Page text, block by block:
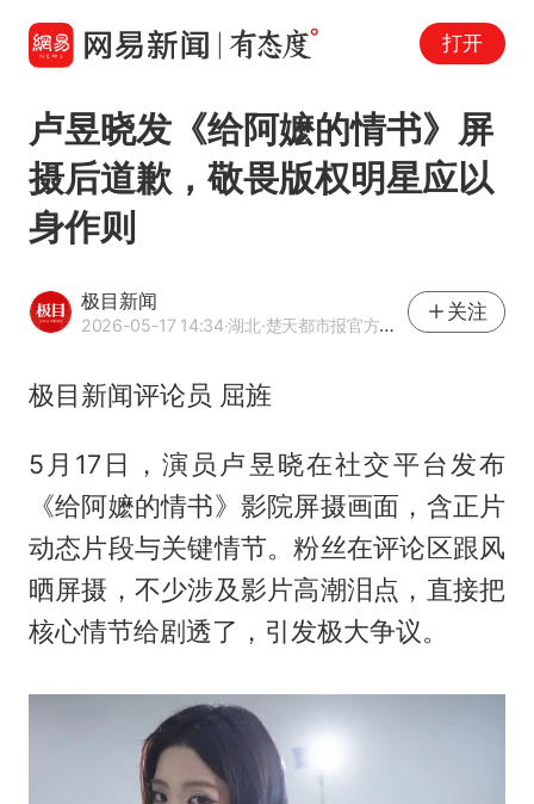
打开
卢昱晓发《给阿嬷的情书》屏
摄后道歉，敬畏版权明星应以
身作则
极目新闻
2026-05-17 14:34·湖北·楚天都市报官方网易号
关注
极目新闻评论员 屈旌
5月17日，演员卢昱晓在社交平台发布
《给阿嬷的情书》影院屏摄画面，含正片
动态片段与关键情节。粉丝在评论区跟风
晒屏摄，不少涉及影片高潮泪点，直接把
核心情节给剧透了，引发极大争议。